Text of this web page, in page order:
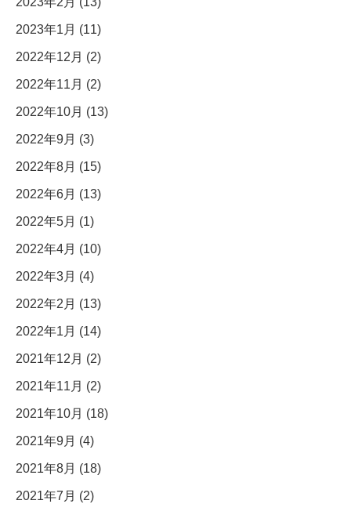
2023年1月 (11)
2022年12月 (2)
2022年11月 (2)
2022年10月 (13)
2022年9月 (3)
2022年8月 (15)
2022年6月 (13)
2022年5月 (1)
2022年4月 (10)
2022年3月 (4)
2022年2月 (13)
2022年1月 (14)
2021年12月 (2)
2021年11月 (2)
2021年10月 (18)
2021年9月 (4)
2021年8月 (18)
2021年7月 (2)